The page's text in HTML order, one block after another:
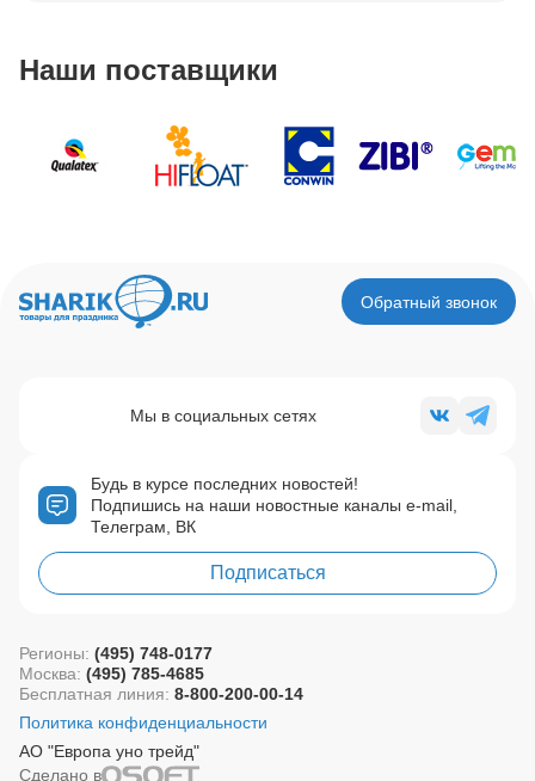
Наши поставщики
Обратный звонок
Будь в курсе последних новостей!
Подпишись на наши новостные каналы e-mail,
Телеграм, ВК
Подписаться
Мы в социальных сетях
АО "Европа уно трейд"
Регионы: (495) 748-0177
Москва: (495) 785-4685
Бесплатная линия: 8-800-200-00-14
Политика конфиденциальности
Сделано в